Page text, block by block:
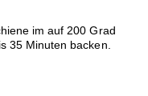
im auf 200 Grad
35 Minuten backen.